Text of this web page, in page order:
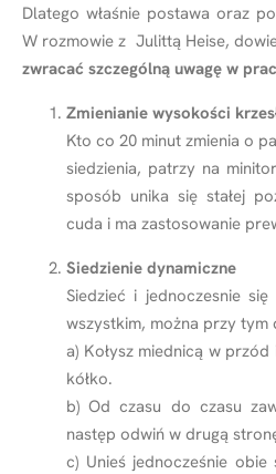
Dlatego właśnie postawa oraz
W rozmowie z Julittą Heise,
zwracać szczególną uwagę w
Zmienianie wysokości
Kto co 20 minut zmienia o
siedzienia, patrzy na
sposób unika się stałej
cuda i ma zastosowanie
Siedzienie dynamiczne
Siedzieć i jednoczesnie
wszystkim, można przy tym
a) Kołysz miednicą w
kółko.
b) Od czasu do czasu
następ odwiń w drugą
c) Unieś jednocześnie